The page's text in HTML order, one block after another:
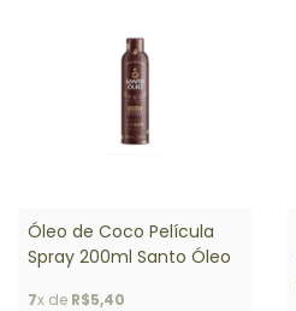
Óleo de Coco Película
Spray 200ml Santo Óleo
7x de R$5,40